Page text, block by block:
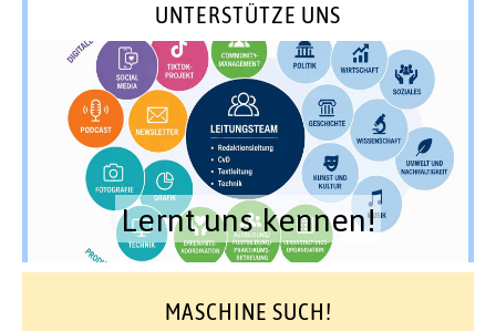
UNTERSTÜTZE UNS
Lernt uns kennen!
MASCHINE SUCH!